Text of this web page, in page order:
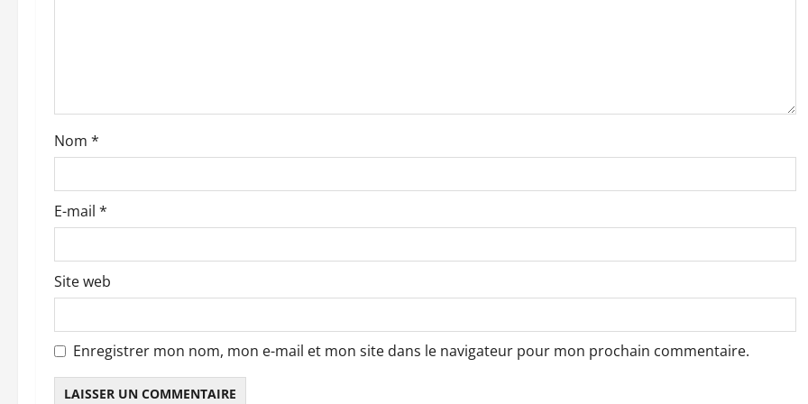
a
r
t
i
c
l
e
Nom *
E-mail *
Site web
Enregistrer mon nom, mon e-mail et mon site dans le navigateur pour mon prochain commentaire.